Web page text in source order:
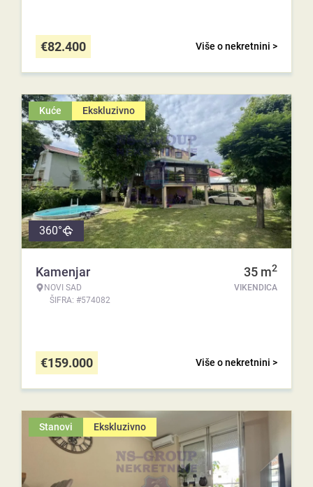
Više o nekretnini >
€82.400
Kuće Ekskluzivno
360°
Kamenjar
NOVI SAD
ŠIFRA: #574082
35 m2
VIKENDICA
Više o nekretnini >
€159.000
Stanovi Ekskluzivno